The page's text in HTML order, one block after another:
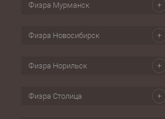
Физра Мурманск
Физра Новосибирск
Физра Норильск
Физра Столица